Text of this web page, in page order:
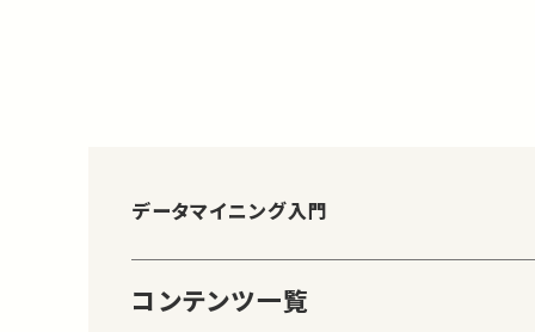
データマイニング入門
コンテンツ一覧